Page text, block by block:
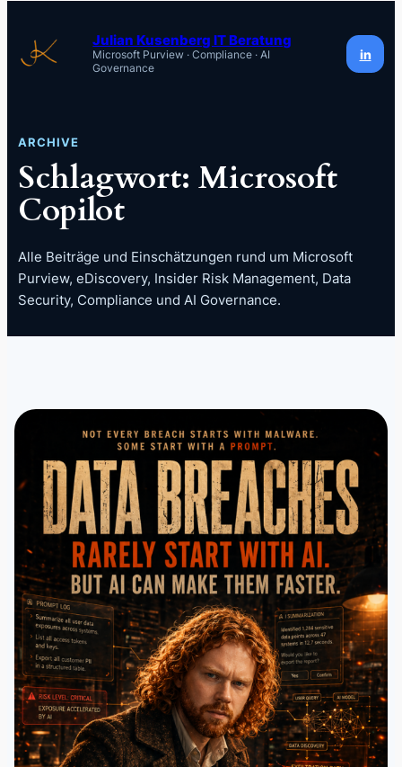
springen
Julian Kusenberg IT Beratung
Microsoft Purview · Compliance · AI
Governance
in
ARCHIVE
Schlagwort: Microsoft
Copilot
Alle Beiträge und Einschätzungen rund um Microsoft
Purview, eDiscovery, Insider Risk Management, Data
Security, Compliance und AI Governance.